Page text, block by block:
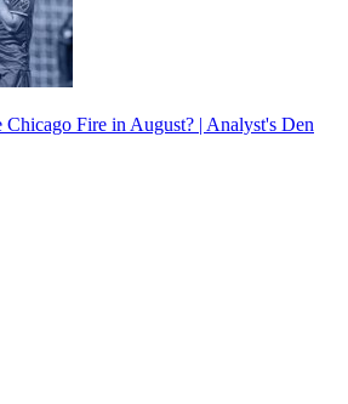
Chicago Fire in August? | Analyst's Den